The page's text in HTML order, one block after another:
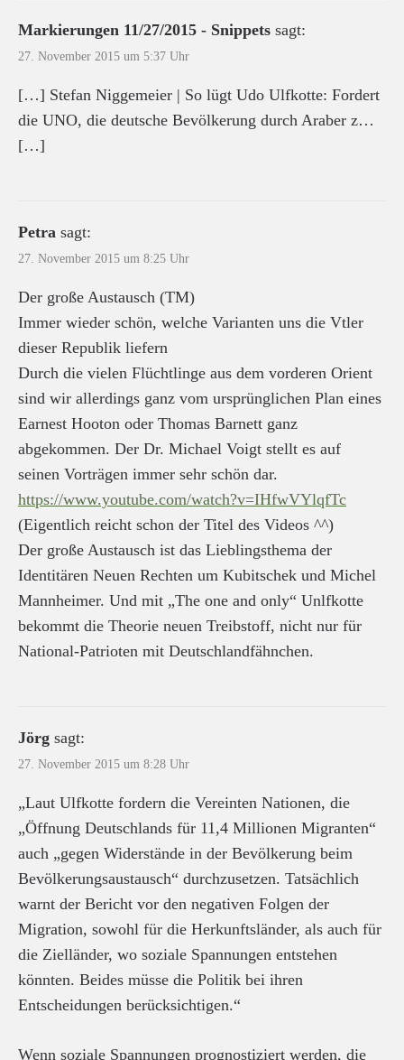
Markierungen 11/27/2015 - Snippets sagt:
27. November 2015 um 5:37 Uhr
[…] Stefan Niggemeier | So lügt Udo Ulfkotte: Fordert
die UNO, die deutsche Bevölkerung durch Araber z…
[…]
Petra sagt:
27. November 2015 um 8:25 Uhr
Der große Austausch (TM)
Immer wieder schön, welche Varianten uns die Vtler
dieser Republik liefern
Durch die vielen Flüchtlinge aus dem vorderen Orient
sind wir allerdings ganz vom ursprünglichen Plan eines
Earnest Hooton oder Thomas Barnett ganz
abgekommen. Der Dr. Michael Voigt stellt es auf
seinen Vorträgen immer sehr schön dar.
https://www.youtube.com/watch?v=IHfwVYlqfTc
(Eigentlich reicht schon der Titel des Videos ^^)
Der große Austausch ist das Lieblingsthema der
Identitären Neuen Rechten um Kubitschek und Michel
Mannheimer. Und mit „The one and only“ Unlfkotte
bekommt die Theorie neuen Treibstoff, nicht nur für
National-Patrioten mit Deutschlandfähnchen.
Jörg sagt:
27. November 2015 um 8:28 Uhr
„Laut Ulfkotte fordern die Vereinten Nationen, die
„Öffnung Deutschlands für 11,4 Millionen Migranten“
auch „gegen Widerstände in der Bevölkerung beim
Bevölkerungsaustausch“ durchzusetzen. Tatsächlich
warnt der Bericht vor den negativen Folgen der
Migration, sowohl für die Herkunftsländer, als auch für
die Zielländer, wo soziale Spannungen entstehen
könnten. Beides müsse die Politik bei ihren
Entscheidungen berücksichtigen.“
Wenn soziale Spannungen prognostiziert werden, die